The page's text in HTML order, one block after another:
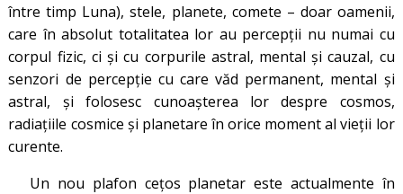
între timp Luna), stele, planete, comete – doar oamenii,
care în absolut totalitatea lor au percepții nu numai cu
corpul fizic, ci și cu corpurile astral, mental și cauzal, cu
senzori de percepție cu care văd permanent, mental și
astral, și folosesc cunoașterea lor despre cosmos,
radiațiile cosmice și planetare în orice moment al vieții lor
curente.
Un nou plafon cețos planetar este actualmente în